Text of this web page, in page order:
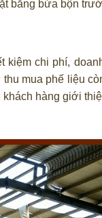
bằng bừa bộn
kiệm chi phí,
mua phế liệu
hàng giới